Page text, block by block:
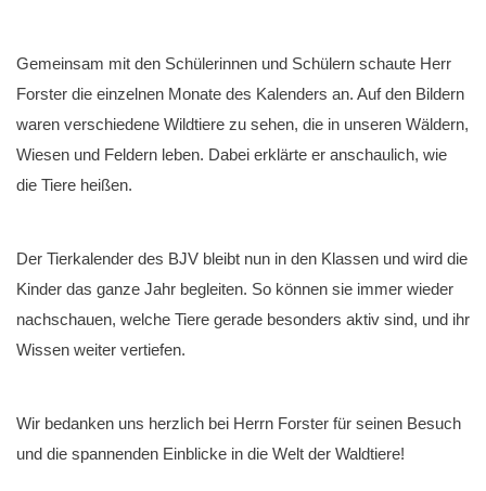
Gemeinsam mit den Schülerinnen und Schülern schaute Herr
Forster die einzelnen Monate des Kalenders an. Auf den Bildern
waren verschiedene Wildtiere zu sehen, die in unseren Wäldern,
Wiesen und Feldern leben. Dabei erklärte er anschaulich, wie
die Tiere heißen.
Der Tierkalender des BJV bleibt nun in den Klassen und wird die
Kinder das ganze Jahr begleiten. So können sie immer wieder
nachschauen, welche Tiere gerade besonders aktiv sind, und ihr
Wissen weiter vertiefen.
Wir bedanken uns herzlich bei Herrn Forster für seinen Besuch
und die spannenden Einblicke in die Welt der Waldtiere!